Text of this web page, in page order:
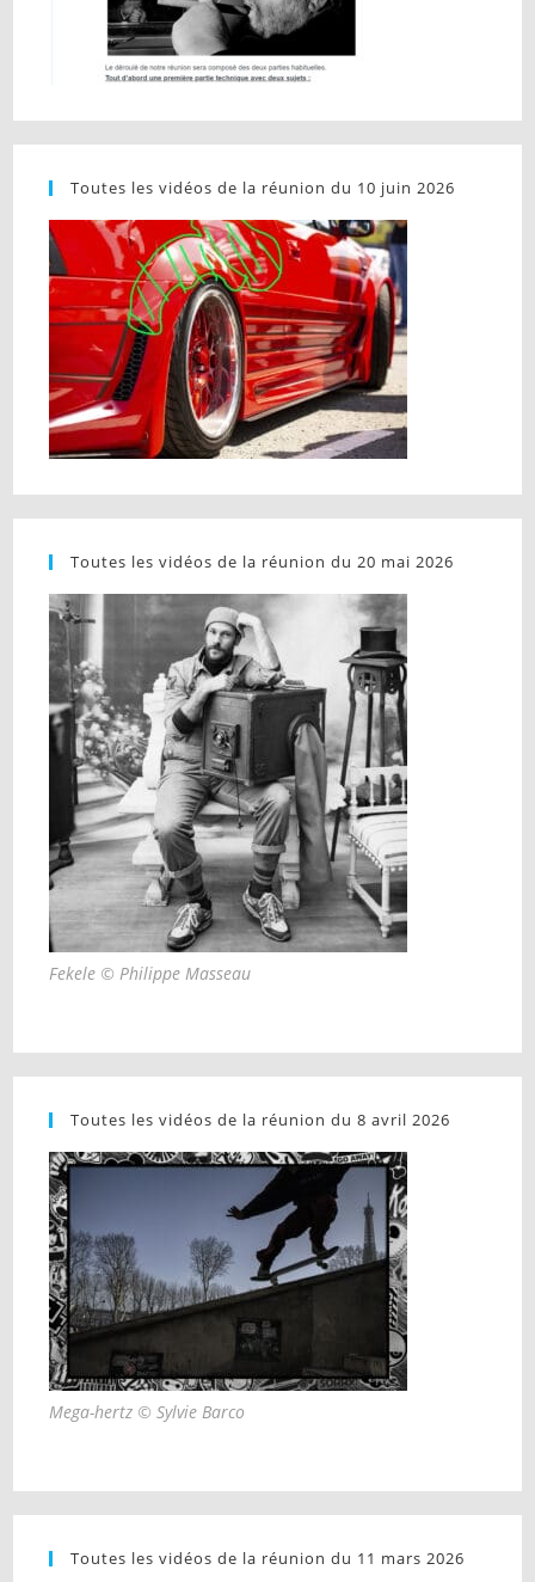
Toutes les vidéos de la réunion du 10 juin 2026
Toutes les vidéos de la réunion du 20 mai 2026
Fekele © Philippe Masseau
Toutes les vidéos de la réunion du 8 avril 2026
Mega-hertz © Sylvie Barco
Toutes les vidéos de la réunion du 11 mars 2026